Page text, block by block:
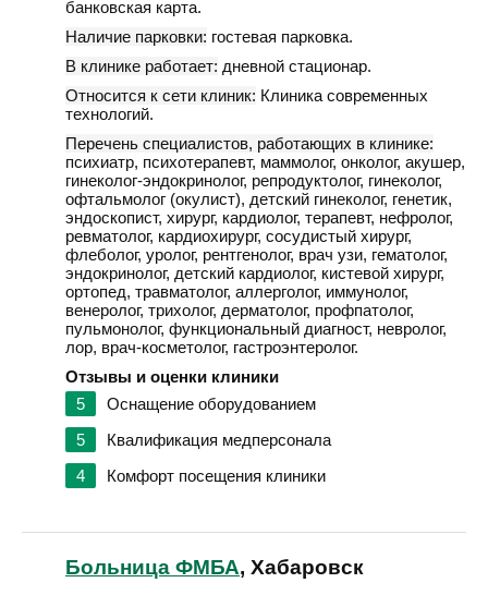
банковская карта.
Наличие парковки: гостевая парковка.
В клинике работает: дневной стационар.
Относится к сети клиник: Клиника современных
технологий.
Перечень специалистов, работающих в клинике:
психиатр, психотерапевт, маммолог, онколог, акушер,
гинеколог-эндокринолог, репродуктолог, гинеколог,
офтальмолог (окулист), детский гинеколог, генетик,
эндоскопист, хирург, кардиолог, терапевт, нефролог,
ревматолог, кардиохирург, сосудистый хирург,
флеболог, уролог, рентгенолог, врач узи, гематолог,
эндокринолог, детский кардиолог, кистевой хирург,
ортопед, травматолог, аллерголог, иммунолог,
венеролог, трихолог, дерматолог, профпатолог,
пульмонолог, функциональный диагност, невролог,
лор, врач-косметолог, гастроэнтеролог.
Отзывы и оценки клиники
5
Оснащение оборудованием
5
Квалификация медперсонала
4
Комфорт посещения клиники
Больница ФМБА, Хабаровск